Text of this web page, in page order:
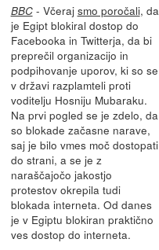
BBC- Včeraj smo poročali, da
je Egipt blokiral dostop do
Facebooka in Twitterja, da bi
preprečil organizacijo in
podpihovanje uporov, ki so se
v državi razplamteli proti
voditelju Hosniju Mubaraku.
Na prvi pogled se je zdelo, da
so blokade začasne narave,
saj je bilo vmes moč dostopati
do strani, a se je z
naraščajočo jakostjo
protestov okrepila tudi
blokada interneta. Od danes
je v Egiptu blokiran praktično
ves dostop do interneta.